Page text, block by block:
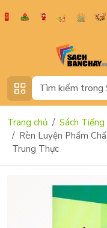
Trang chủ
Sách
Rèn Luyện Phẩm
Trung Thực